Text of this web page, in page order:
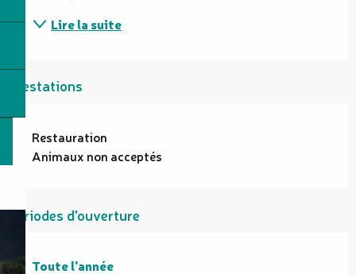
Lire la suite
Prestations
Restauration
Animaux non acceptés
Périodes d'ouverture
Toute l'année
Toute l'année